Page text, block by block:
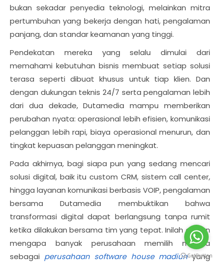
bukan sekadar penyedia teknologi, melainkan mitra
pertumbuhan yang bekerja dengan hati, pengalaman
panjang, dan standar keamanan yang tinggi.
Pendekatan mereka yang selalu dimulai dari
memahami kebutuhan bisnis membuat setiap solusi
terasa seperti dibuat khusus untuk tiap klien. Dan
dengan dukungan teknis 24/7 serta pengalaman lebih
dari dua dekade, Dutamedia mampu memberikan
perubahan nyata: operasional lebih efisien, komunikasi
pelanggan lebih rapi, biaya operasional menurun, dan
tingkat kepuasan pelanggan meningkat.
Pada akhirnya, bagi siapa pun yang sedang mencari
solusi digital, baik itu custom CRM, sistem call center,
hingga layanan komunikasi berbasis VOIP, pengalaman
bersama Dutamedia membuktikan bahwa
transformasi digital dapat berlangsung tanpa rumit
ketika dilakukan bersama tim yang tepat. Inilah alasan
mengapa banyak perusahaan memilih mereka
sebagai perusahaan software house madiunyang